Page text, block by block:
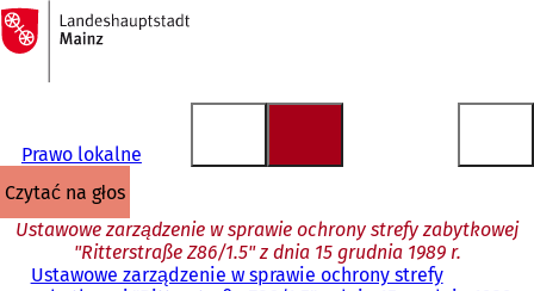
Przejdź do treści
Do
strony
głównej
Prawo lokalne
czytać na głos
Ustawowe zarządzenie w sprawie ochrony strefy zabytkowej
"Ritterstraße Z86/1.5" z dnia 15 grudnia 1989 r.
Ustawowe zarządzenie w sprawie ochrony strefy